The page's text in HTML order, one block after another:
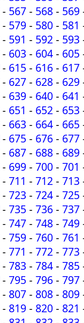
- 567 - 568 - 569
- 579 - 580 - 581
- 591 - 592 - 593
- 603 - 604 - 605
- 615 - 616 - 617
- 627 - 628 - 629
- 639 - 640 - 641
- 651 - 652 - 653
- 663 - 664 - 665
- 675 - 676 - 677
- 687 - 688 - 689
- 699 - 700 - 701
- 711 - 712 - 713
- 723 - 724 - 725
- 735 - 736 - 737
- 747 - 748 - 749
- 759 - 760 - 761
- 771 - 772 - 773
- 783 - 784 - 785
- 795 - 796 - 797
- 807 - 808 - 809
- 819 - 820 - 821